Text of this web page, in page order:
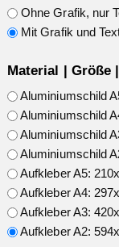
Ohne Grafik, nur
Mit Grafik und
Material | Größe
Aluminiumschild
Aluminiumschild
Aluminiumschild
Aluminiumschild
Aufkleber A5:
Aufkleber A4:
Aufkleber A3:
Aufkleber A2: